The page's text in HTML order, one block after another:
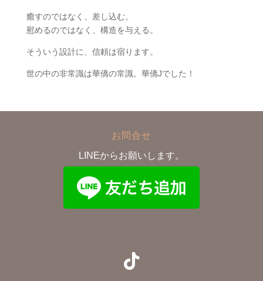
癒すのではなく、差し込む。
慰めるのではなく、構造を与える。
そういう設計に、信頼は宿ります。
世の中の非常識は華僑の常識。華僑Jでした！
お問合せ
LINEからお願いします。
